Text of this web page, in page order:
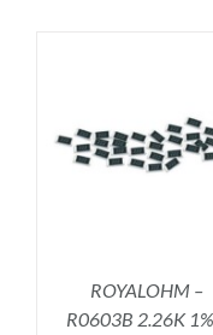
ROYALOHM –
R0603B 2.26K
AJOUTER AU
/